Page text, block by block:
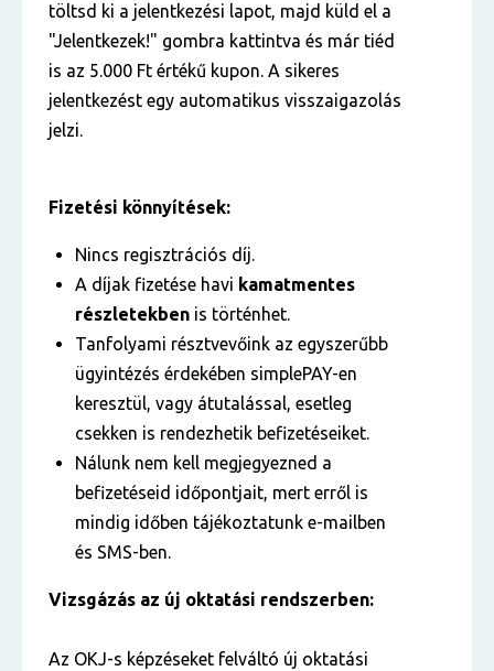
töltsd ki a jelentkezési lapot, majd küld el a
"Jelentkezek!" gombra kattintva és már tiéd
is az 5.000 Ft értékű kupon. A sikeres
jelentkezést egy automatikus visszaigazolás
jelzi.
Fizetési könnyítések:
Nincs regisztrációs díj.
A díjak fizetése havi kamatmentes
részletekben is történhet.
Tanfolyami résztvevőink az egyszerűbb
ügyintézés érdekében simplePAY-en
keresztül, vagy átutalással, esetleg
csekken is rendezhetik befizetéseiket.
Nálunk nem kell megjegyezned a
befizetéseid időpontjait, mert erről is
mindig időben tájékoztatunk e-mailben
és SMS-ben.
Vizsgázás az új oktatási rendszerben:
Az OKJ-s képzéseket felváltó új oktatási